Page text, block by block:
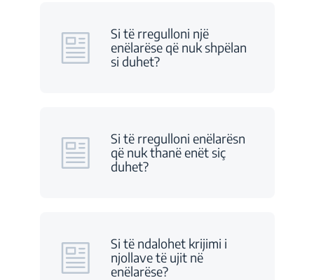
Si të rregulloni një
enëlarëse që nuk shpëlan
si duhet?
Si të rregulloni enëlarësn
që nuk thanë enët siç
duhet?
Si të ndalohet krijimi i
njollave të ujit në
enëlarëse?